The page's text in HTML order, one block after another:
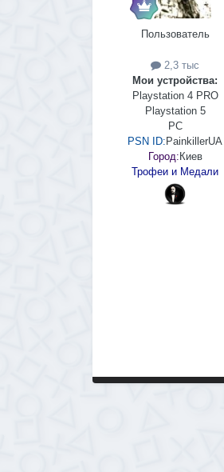
Пользователь
2,3 тыс
Мои устройства:
Playstation 4 PRO
Playstation 5
PC
PSN ID: PainkillerUA
Город: Киев
Трофеи и Медали